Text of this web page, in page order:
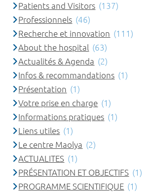
Patients and Visitors (137)
Professionnels (46)
Recherche et innovation (111)
About the hospital (63)
Actualités & Agenda (2)
Infos & recommandations (1)
Présentation (1)
Votre prise en charge (1)
Informations pratiques (1)
Liens utiles (1)
Le centre Maolya (2)
ACTUALITES (1)
PRÉSENTATION ET OBJECTIFS (1)
PROGRAMME SCIENTIFIQUE (1)